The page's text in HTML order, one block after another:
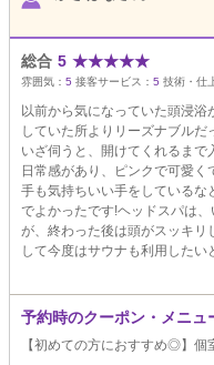
総合 5 ★★★★★
雰囲気： 5 接客サービス： 5 技術・仕
以前から気になっていた頭浸浴
していた所よりリーズナブルだ
いざ伺うと、開けてくれるま
日常感があり、ピンクで可愛く
手も気持ちいい手をしているな
でよかったです!ヘッドスパは
が、終わった後は頭がスッキリ
して今度はサウナも利用したい
予約時のクーポン・メニュ
【初めての方におすすめ◎】